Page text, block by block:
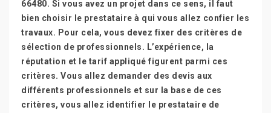
66480. Si vous avez un projet dans ce sens, il faut
bien choisir le prestataire à qui vous allez confier les
travaux. Pour cela, vous devez fixer des critères de
sélection de professionnels. L’expérience, la
réputation et le tarif appliqué figurent parmi ces
critères. Vous allez demander des devis aux
différents professionnels et sur la base de ces
critères, vous allez identifier le prestataire de